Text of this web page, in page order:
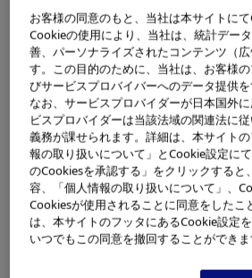
サヤード・ナ
Naveed)
1973年9月5日生
1996年8
月
Indian Institute of
2000年9
月
Spectra Technologies Inc
Boston Scientific
お客様の同意のもと、当社は本サイトにて
Cookieの使用により、当社は、統計デー
善、パーソナライズされたコンテンツ（
す。この目的のために、当社は、お客様
びサービスプロバイバーへのデータ提供を
なお、サービスプロバイダーが日本国外
ビスプロバイダーは当該法域の関連法に
義務が課せられます。詳細は、本サイト
報の取り扱いについて」とCookie設定に
のCookiesを承認する」をクリックすると
容、「個人情報の取り扱いについて」、
Cookiesが使用されることに同意をしたこ
は、本サイトのフッタにあるCookie設定
いつでもこの同意を撤回することができま